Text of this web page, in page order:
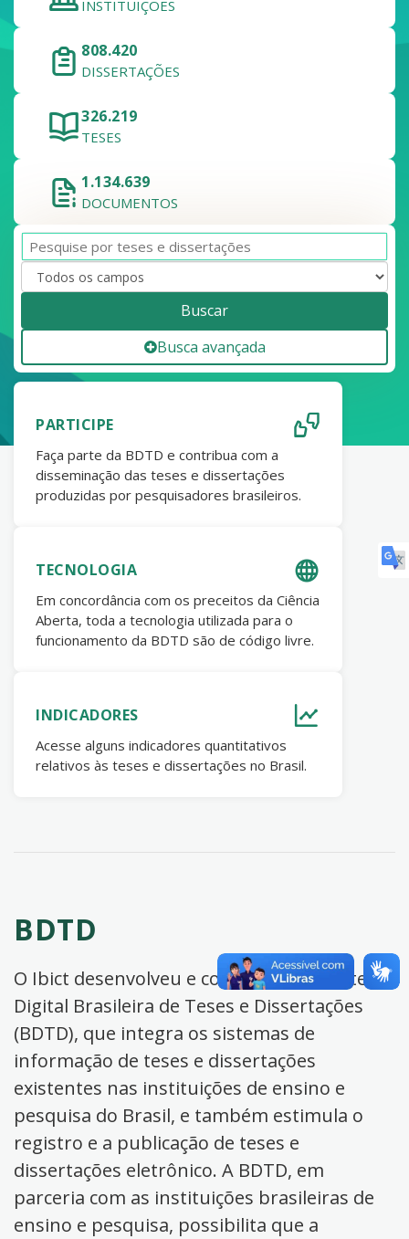
INSTITUIÇÕES
808.420
DISSERTAÇÕES
326.219
TESES
1.134.639
DOCUMENTOS
Buscar
Busca avançada
PARTICIPE
Faça parte da BDTD e contribua com a
disseminação das teses e dissertações
produzidas por pesquisadores brasileiros.
TECNOLOGIA
Em concordância com os preceitos da Ciência
Aberta, toda a tecnologia utilizada para o
funcionamento da BDTD são de código livre.
INDICADORES
Acesse alguns indicadores quantitativos
relativos às teses e dissertações no Brasil.
BDTD
O Ibict desenvolveu e coordena a Biblioteca
Digital Brasileira de Teses e Dissertações
(BDTD), que integra os sistemas de
informação de teses e dissertações
existentes nas instituições de ensino e
pesquisa do Brasil, e também estimula o
registro e a publicação de teses e
dissertações eletrônico. A BDTD, em
parceria com as instituições brasileiras de
ensino e pesquisa, possibilita que a